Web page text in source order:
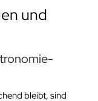
und
bleibt, sind